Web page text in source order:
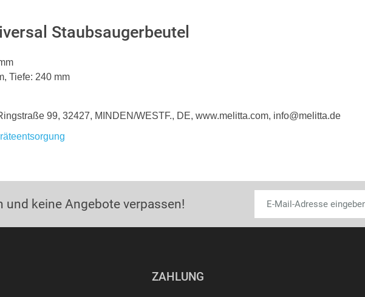
Staubsaugerbeutel
Tiefe: 240 mm
99, 32427, MINDEN/WESTF., DE, www.melitta.com, info@melitta.de
und keine Angebote verpassen!
ZAHLUNG